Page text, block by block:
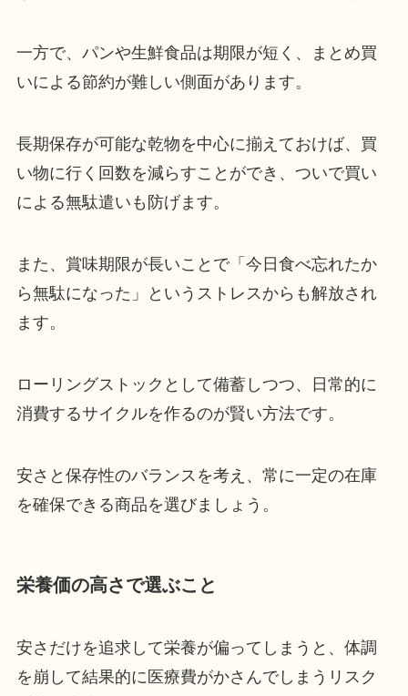
一方で、パンや生鮮食品は期限が短く、まとめ買
いによる節約が難しい側面があります。
長期保存が可能な乾物を中心に揃えておけば、買
い物に行く回数を減らすことができ、ついで買い
による無駄遣いも防げます。
また、賞味期限が長いことで「今日食べ忘れたか
ら無駄になった」というストレスからも解放され
ます。
ローリングストックとして備蓄しつつ、日常的に
消費するサイクルを作るのが賢い方法です。
安さと保存性のバランスを考え、常に一定の在庫
を確保できる商品を選びましょう。
栄養価の高さで選ぶこと
安さだけを追求して栄養が偏ってしまうと、体調
を崩して結果的に医療費がかさんでしまうリスク